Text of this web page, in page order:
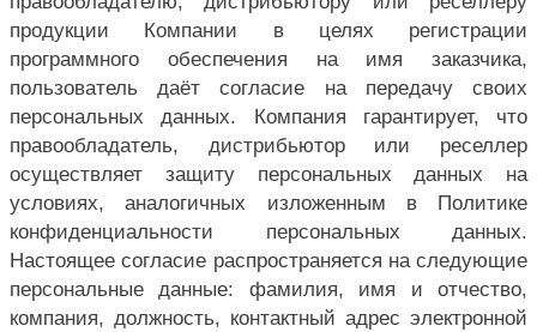
продукции Компании в целях регистрации
программного обеспечения на имя заказчика,
пользователь даёт согласие на передачу своих
персональных данных. Компания гарантирует, что
правообладатель, дистрибьютор или реселлер
осуществляет защиту персональных данных на
условиях, аналогичных изложенным в Политике
конфиденциальности персональных данных.
Настоящее согласие распространяется на следующие
персональные данные: фамилия, имя и отчество,
компания, должность, контактный адрес электронной